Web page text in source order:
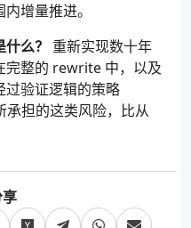
增量推进。
么？ 重新实现数十年
完整的 rewrite 中，以及
过验证逻辑的策略
担的这类风险，比从